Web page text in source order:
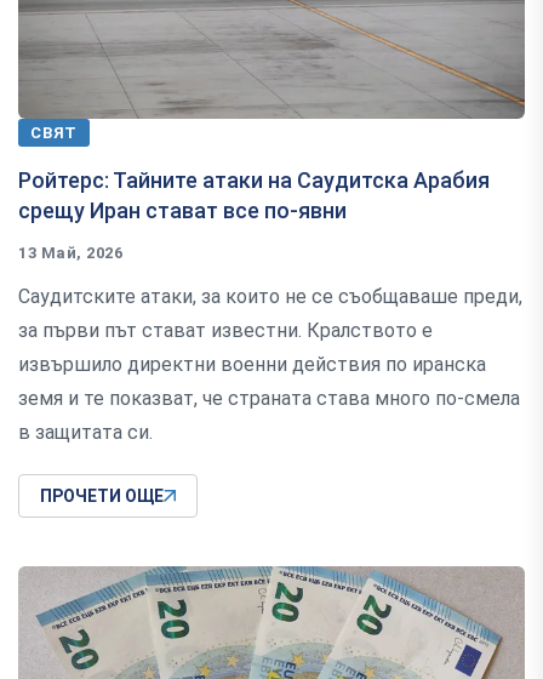
СВЯТ
Ройтерс: Тайните атаки на Саудитска Арабия
срещу Иран стават все по-явни
13 Май, 2026
Саудитските атаки, за които не се съобщаваше преди,
за първи път стават известни. Кралството е
извършило директни военни действия по иранска
земя и те показват, че страната става много по-смела
в защитата си.
ПРОЧЕТИ ОЩЕ